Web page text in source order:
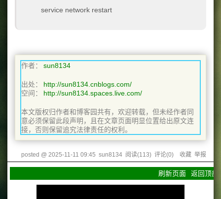
service network restart
作者： sun8134
出处：
http://sun8134.cnblogs.com/
空间：
http://sun8134.spaces.live.com/
本文版权归作者和博客园共有，欢迎转载，但未经作者同
意必须保留此段声明，且在文章页面明显位置给出原文连
接，否则保留追究法律责任的权利。
posted @ 2025-11-11 09:45 sun8134 阅读(113) 评论(0) 收藏 举报
刷新页面 返回顶部